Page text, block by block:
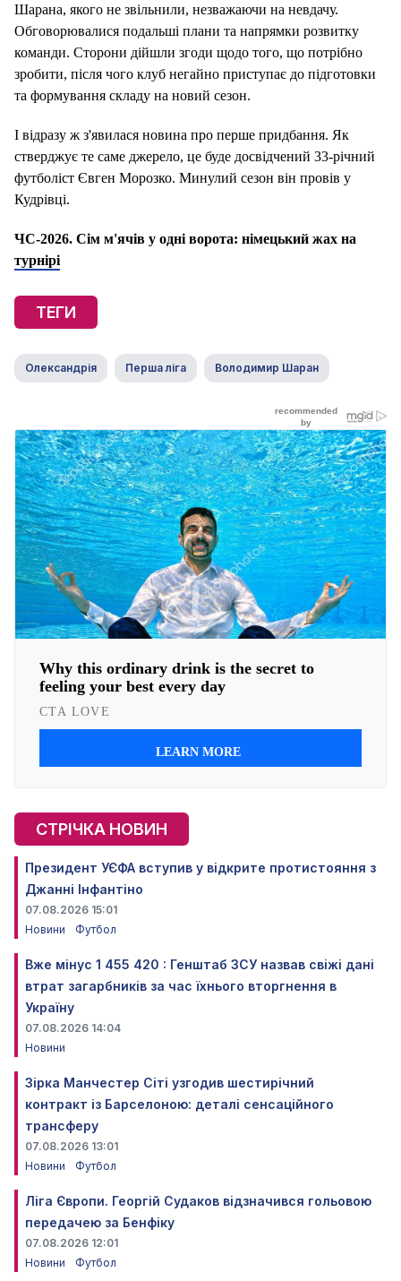
Шарана, якого не звільнили, незважаючи на невдачу.
Обговорювалися подальші плани та напрямки розвитку
команди. Сторони дійшли згоди щодо того, що потрібно
зробити, після чого клуб негайно приступає до підготовки
та формування складу на новий сезон.
І відразу ж з'явилася новина про перше придбання. Як
стверджує те саме джерело, це буде досвідчений 33-річний
футболіст Євген Морозко. Минулий сезон він провів у
Кудрівці.
ЧС-2026. Сім м'ячів у одні ворота: німецький жах на
турнірі
ТЕГИ
Олександрія Перша ліга Володимир Шаран
СТРІЧКА НОВИН
Президент УЄФА вступив у відкрите протистояння з
Джанні Інфантіно
07.08.2026 15:01
Новини
Футбол
Вже мінус 1 455 420 : Генштаб ЗСУ назвав свіжі дані
втрат загарбників за час їхнього вторгнення в
Україну
07.08.2026 14:04
Новини
Зірка Манчестер Сіті узгодив шестирічний
контракт із Барселоною: деталі сенсаційного
трансферу
07.08.2026 13:01
Новини
Футбол
Ліга Європи. Георгій Судаков відзначився гольовою
передачею за Бенфіку
07.08.2026 12:01
Новини
Футбол